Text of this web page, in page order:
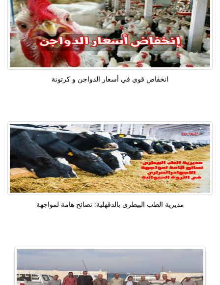
انخفاض قوي في أسعار الدواجن و كرتونة
مديرية الطب البيطرى بالدقهلية: نصائح هامة لمواجهة